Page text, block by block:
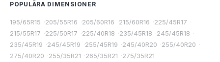
POPULÄRA DIMENSIONER
195/65R15 ·205/55R16 ·205/60R16 ·215/60R16 ·225/45R17 ·
215/55R17 ·225/50R17 ·225/40R18 ·235/45R18 ·245/45R18 ·
235/45R19 ·245/45R19 ·255/45R19 ·245/40R20 ·255/40R20 ·
275/40R20 ·255/35R21 ·265/35R21 ·275/35R21